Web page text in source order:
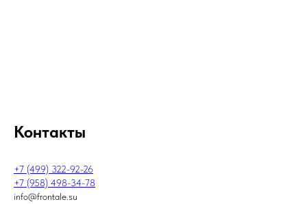
Контакты
+7 (499) 322-92-26
+7 (958) 498-34-78
info@frontale.su